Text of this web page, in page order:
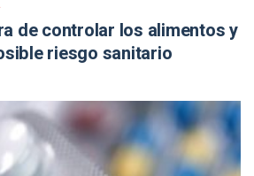
de controlar los alimentos y
riesgo sanitario